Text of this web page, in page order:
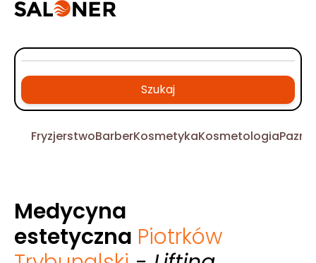
Szukaj
FryzjerstwoBarberKosmetykaKosmetologia
Medycyna
estetyczna Piotrków